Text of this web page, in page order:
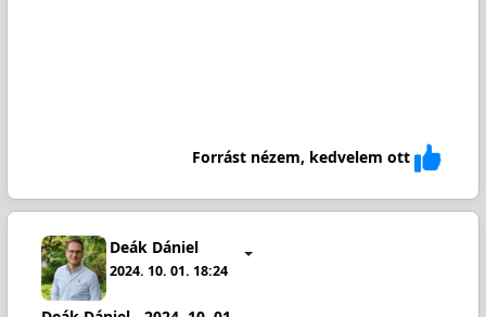
Forrást nézem, kedvelem ott
Deák Dániel
2024. 10. 01. 18:24